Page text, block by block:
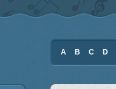
A B C D